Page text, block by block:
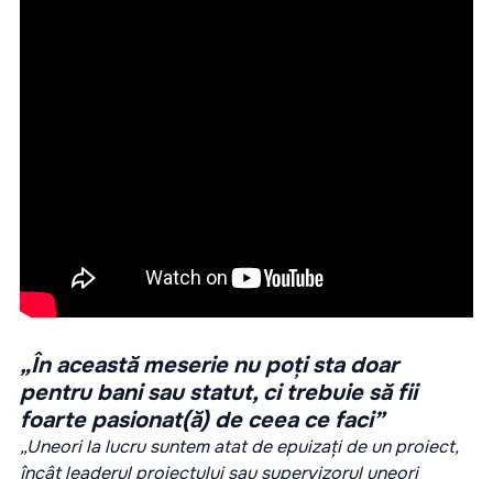
„În această meserie nu poți sta doar
pentru bani sau statut, ci trebuie să fii
foarte pasionat(ă) de ceea ce faci”
„Uneori la lucru suntem atat de epuizați de un proiect,
încât leaderul proiectului sau supervizorul uneori